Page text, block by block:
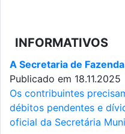
INFORMATIVOS
A Secretaria de
Publicado em 18.11.2025
Os contribuintes
débitos pendentes e
oficial da Secretária